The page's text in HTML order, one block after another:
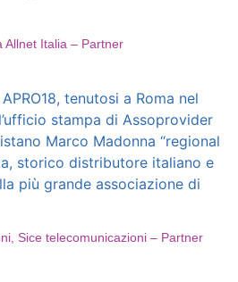
Allnet Italia – Partner
tenutosi a Roma nel
stampa di Assoprovider
Marco Madonna “regional
storico distributore italiano e
più grande associazione di
Sice telecomunicazioni – Partner